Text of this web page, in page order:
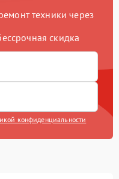
техники через
скидка
конфиденциальности